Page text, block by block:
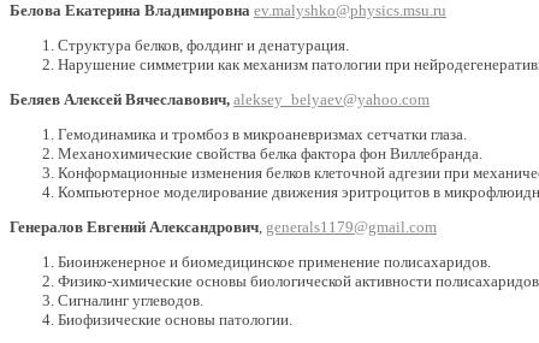
Белова Екатерина Владимировна ev.malyshko@physics.msu.ru
Структура белков, фолдинг и денатурация.
Нарушение симметрии как механизм патологии при
Беляев Алексей Вячеславович, aleksey_belyaev@yahoo.com
Гемодинамика и тромбоз в микроаневризмах сетчатки глаза.
Механохимические свойства белка фактора фон Виллебранда.
Конформационные изменения белков клеточной адгезии при
Компьютерное моделирование движения эритроцитов в
Генералов Евгений Александрович generals1179@gmail.com
Биоинженерное и биомедицинское применение полисахаридов.
Физико-химические основы биологической активности
Сигналинг углеводов.
Биофизические основы патологии.